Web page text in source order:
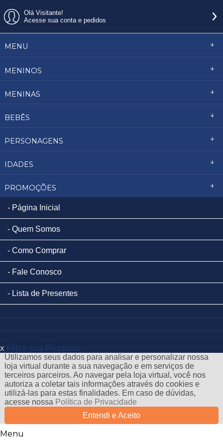
Olá Visitante!
Acesse sua conta e pedidos
MENU
MENINOS
MENINAS
BEBÊS
PERSONAGENS
IDADES
PROMOÇÕES
Página Inicial
Quem Somos
Como Comprar
Fale Conosco
Lista de Presentes
x Filtre sua Pesquisa:
Utilizamos seus dados para analisar e personalizar nossa
loja virtual durante a sua navegação e em serviços de
terceiros parceiros. Ao navegar pela loja virtual, você nos
autoriza a coletar tais informações através do cookies e
utilizá-las para estas finalidades. Em caso de dúvidas,
acesse nossa Política de Privacidade
Entendi e Aceito
Menu